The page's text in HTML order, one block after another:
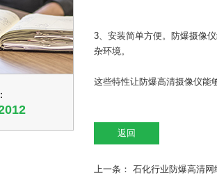
3、安装简单方便。防爆摄像
杂环境。
这些特性让防爆高清摄像仪能
上一条： 石化行业防爆高清